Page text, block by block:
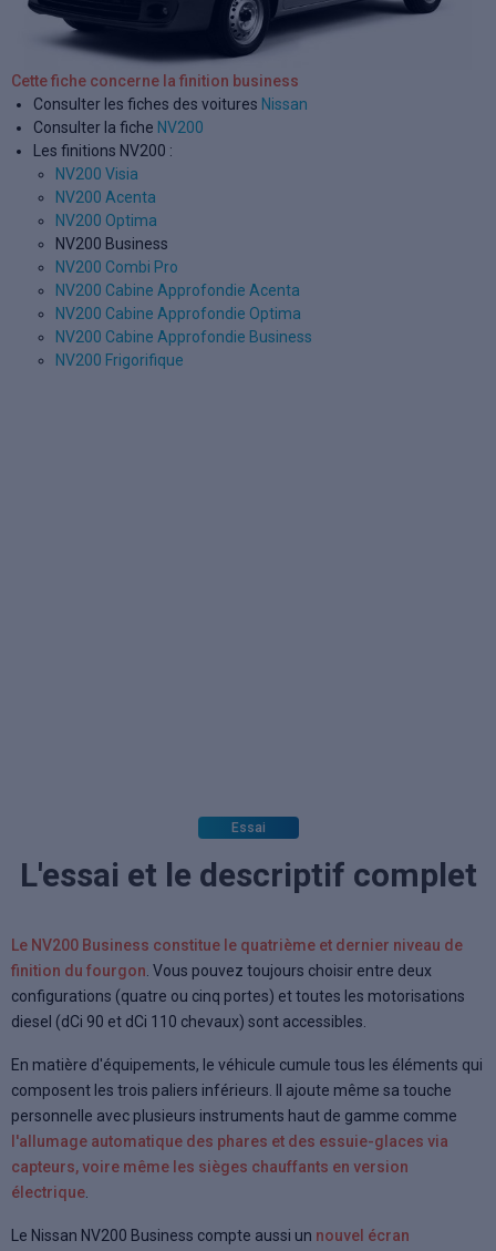
Cette fiche concerne la finition business
Consulter les fiches des voitures Nissan
Consulter la fiche NV200
Les finitions NV200 :
NV200 Visia
NV200 Acenta
NV200 Optima
NV200 Business
NV200 Combi Pro
NV200 Cabine Approfondie Acenta
NV200 Cabine Approfondie Optima
NV200 Cabine Approfondie Business
NV200 Frigorifique
Essai
L'essai et le descriptif complet
Le NV200 Business constitue le quatrième et dernier niveau de
finition du fourgon . Vous pouvez toujours choisir entre deux
configurations (quatre ou cinq portes) et toutes les motorisations
diesel (dCi 90 et dCi 110 chevaux) sont accessibles.
En matière d'équipements, le véhicule cumule tous les éléments qui
composent les trois paliers inférieurs. Il ajoute même sa touche
personnelle avec plusieurs instruments haut de gamme comme
l'allumage automatique des phares et des essuie-glaces via
capteurs, voire même les sièges chauffants en version
électrique
Le Nissan NV200 Business compte aussi un nouvel écran